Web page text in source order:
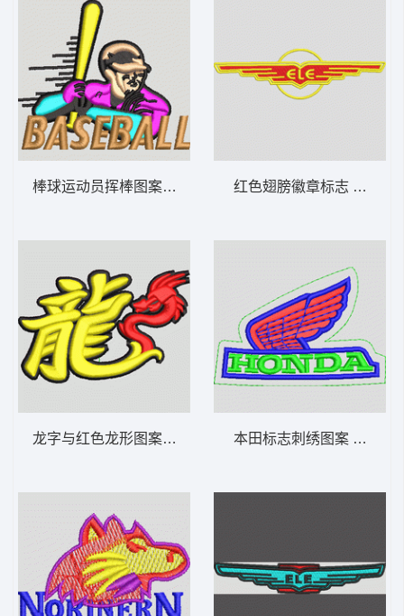
棒球运动员挥棒图案 baseball 章仔标志布
龙字与红色龙形图案 龙 章仔标志布贴徽章
红色翅膀徽章标志 章仔标